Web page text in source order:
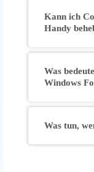
Kann ich
Handy
Was
Windows
Was tun,